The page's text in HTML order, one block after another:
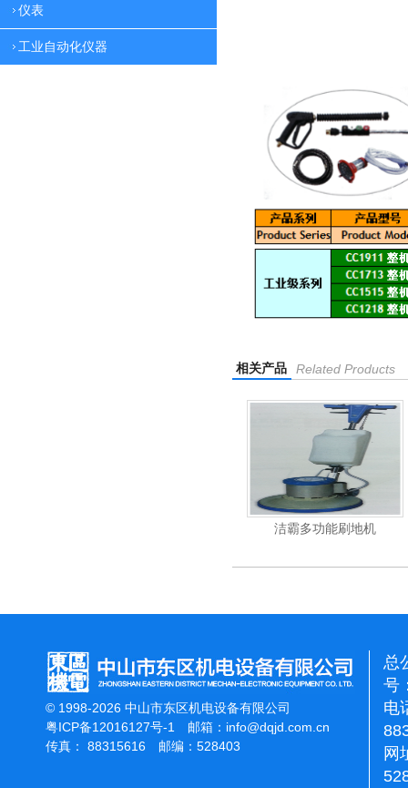
仪表
工业自动化仪器
相关产品 Related Products
洁霸多功能刷地机
© 1998-2026 中山市东区机电设备有限公司
粤ICP备12016127号-1
邮箱： info@dqjd.com.cn
传真： 88315616 邮编：528403
总
号
电
网